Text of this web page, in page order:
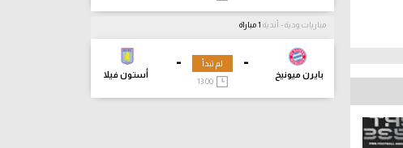
مباريات ودية - أندية
-
بايرن ميونيخ
-
أستون فيلا
لم تبدأ